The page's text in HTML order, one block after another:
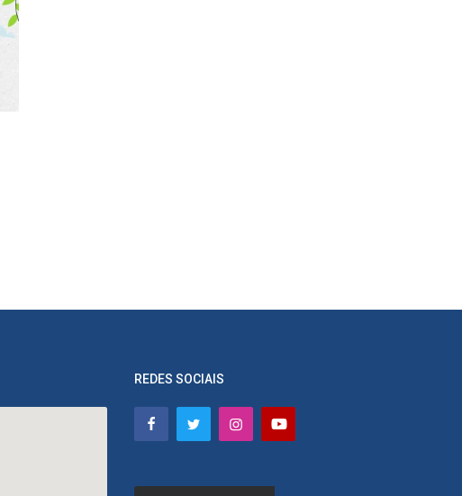
REDES SOCIAIS